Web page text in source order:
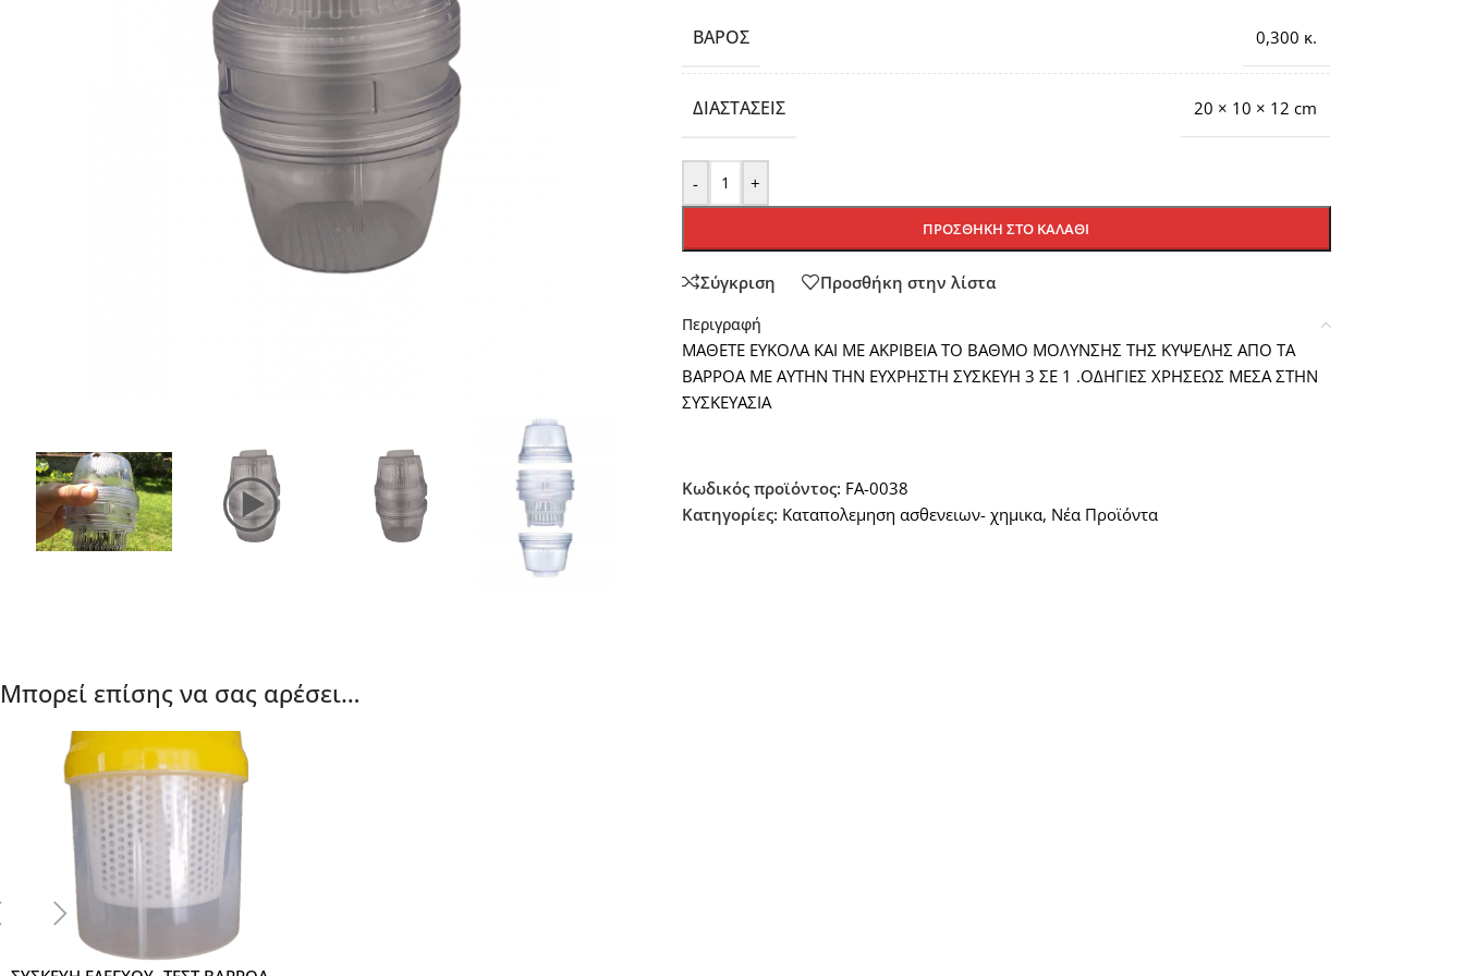
ΒΆΡΟΣ 0,300 κ.
ΔΙΑΣΤΆΣΕΙΣ 20 × 10 × 12 cm
- +
ΠΡΟΣΘΉΚΗ ΣΤΟ ΚΑΛΆΘΙ
Σύγκριση Προσθήκη στην λίστα
Περιγραφή
ΜΑΘΕΤΕ ΕΥΚΟΛΑ ΚΑΙ ΜΕ ΑΚΡΙΒΕΙΑ ΤΟ ΒΑΘΜΟ ΜΟΛΥΝΣΗΣ ΤΗΣ ΚΥΨΕΛΗΣ ΑΠΟ ΤΑ
ΒΑΡΡΟΑ ΜΕ ΑΥΤΗΝ ΤΗΝ ΕΥΧΡΗΣΤΗ ΣΥΣΚΕΥΗ 3 ΣΕ 1 .ΟΔΗΓΙΕΣ ΧΡΗΣΕΩΣ ΜΕΣΑ ΣΤΗΝ
ΣΥΣΚΕΥΑΣΙΑ
Κωδικός προϊόντος: FA-0038
Κατηγορίες: Καταπολεμηση ασθενειων- χημικα, Νέα Προϊόντα
Μπορεί επίσης να σας αρέσει…